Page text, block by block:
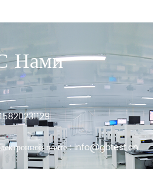
Нами
почте :info@gbtest.cn